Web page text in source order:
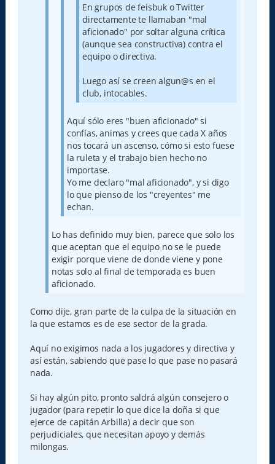
En grupos de feisbuk o Twitter
directamente te llamaban "mal
aficionado" por soltar alguna crítica
(aunque sea constructiva) contra el
equipo o directiva.
Luego así se creen algun@s en el
club, intocables.
Aquí sólo eres "buen aficionado" si
confías, animas y crees que cada X años
nos tocará un ascenso, cómo si esto fuese
la ruleta y el trabajo bien hecho no
importase.
Yo me declaro "mal aficionado", y si digo
lo que pienso de los "creyentes" me
echan.
Lo has definido muy bien, parece que solo los
que aceptan que el equipo no se le puede
exigir porque viene de donde viene y pone
notas solo al final de temporada es buen
aficionado.
Como dije, gran parte de la culpa de la situación en
la que estamos es de ese sector de la grada.
Aquí no exigimos nada a los jugadores y directiva y
así están, sabiendo que pase lo que pase no pasará
nada.
Si hay algún pito, pronto saldrá algún consejero o
jugador (para repetir lo que dice la doña si que
ejerce de capitán Arbilla) a decir que son
perjudiciales, que necesitan apoyo y demás
milongas.